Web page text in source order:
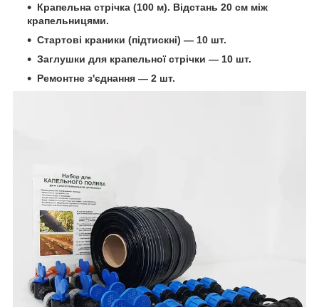
Крапельна стрічка (100 м). Відстань 20 см між
крапельницями.
Стартові краники (підтискні) — 10 шт.
Заглушки для крапельної стрічки — 10 шт.
Ремонтне з'єднання — 2 шт.